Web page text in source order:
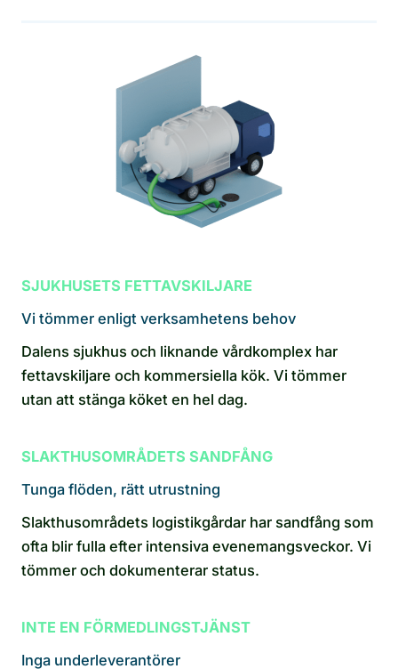
SJUKHUSETS FETTAVSKILJARE
Vi tömmer enligt verksamhetens behov
Dalens sjukhus och liknande vårdkomplex har
fettavskiljare och kommersiella kök. Vi tömmer
utan att stänga köket en hel dag.
SLAKTHUSOMRÅDETS SANDFÅNG
Tunga flöden, rätt utrustning
Slakthusområdets logistikgårdar har sandfång som
ofta blir fulla efter intensiva evenemangsveckor. Vi
tömmer och dokumenterar status.
INTE EN FÖRMEDLINGSTJÄNST
Inga underleverantörer